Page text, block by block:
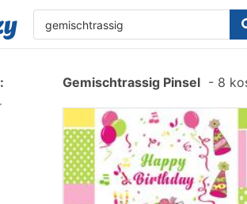
Gemischtrassig Pinsel - 8